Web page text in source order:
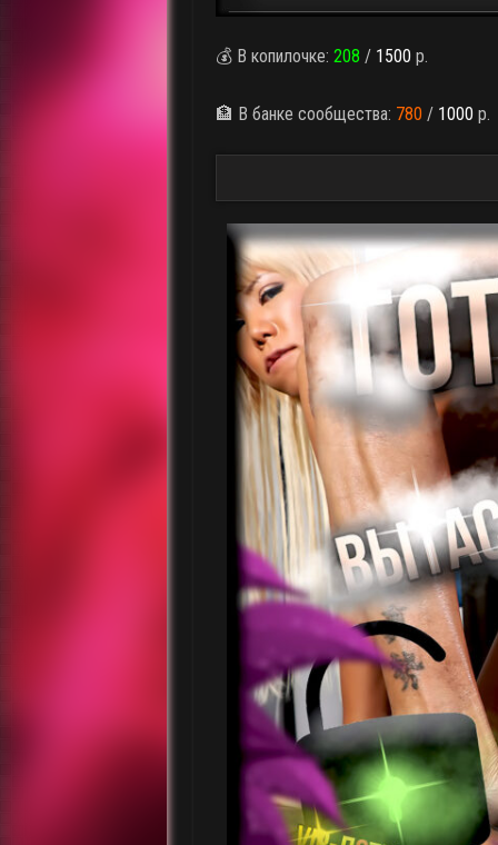
💰 В копилочке: 208 / 1500 р.
🏦 В банке сообщества: 780 / 1000 р.